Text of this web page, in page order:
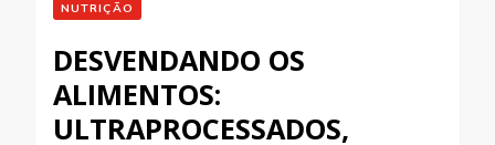
NUTRIÇÃO
DESVENDANDO OS
ALIMENTOS:
ULTRAPROCESSADOS,